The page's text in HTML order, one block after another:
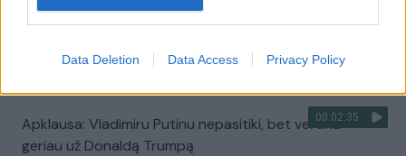
Data Deletion Data Access Privacy Policy
Danijoje gyvenantis lietuvis gydytojas: norime grįžti,
Žinios | Lietuvos diena
00:02:35
Apklausa: Vladimiru Putinu nepasitiki, bet vertina
geriau už Donaldą Trumpą